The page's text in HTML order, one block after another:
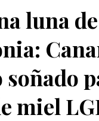
luna
miel